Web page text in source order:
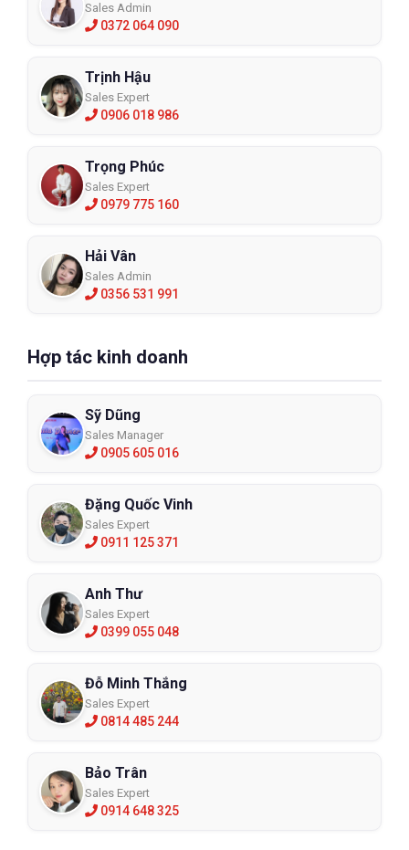
Sales Admin
0372 064 090
Trịnh Hậu
Sales Expert
0906 018 986
Trọng Phúc
Sales Expert
0979 775 160
Hải Vân
Sales Admin
0356 531 991
Hợp tác kinh doanh
Sỹ Dũng
Sales Manager
0905 605 016
Đặng Quốc Vinh
Sales Expert
0911 125 371
Anh Thư
Sales Expert
0399 055 048
Đỗ Minh Thắng
Sales Expert
0814 485 244
Bảo Trân
Sales Expert
0914 648 325